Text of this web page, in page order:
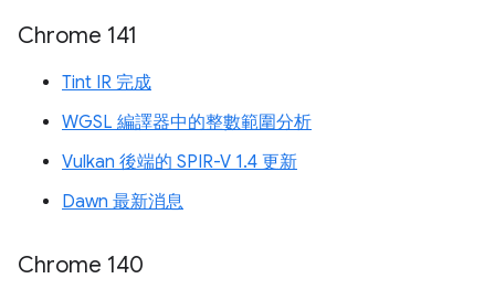
Chrome 141
Tint IR 完成
WGSL 編譯器中的整數範圍分析
Vulkan 後端的 SPIR-V 1.4 更新
Dawn 最新消息
Chrome 140